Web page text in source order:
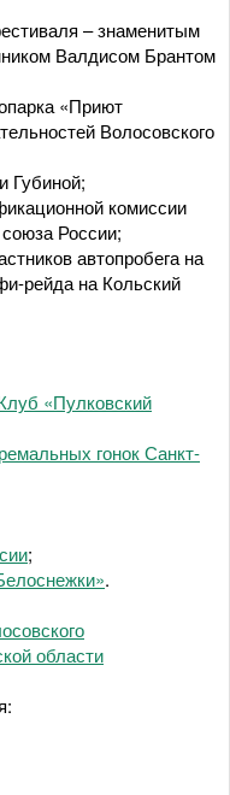
– знаменитым
Валдисом Брантом
«Приют
Волосовского
Губиной;
комиссии
России;
автопробега на
рейда на Кольский
«Пулковский
гонок Санкт-
;
.
области